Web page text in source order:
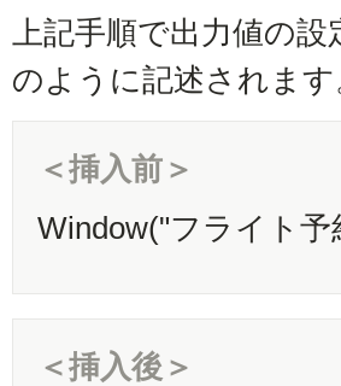
上記手順で出力値の
のように記述されます
＜挿入前＞
Window("フライト
＜挿入後＞